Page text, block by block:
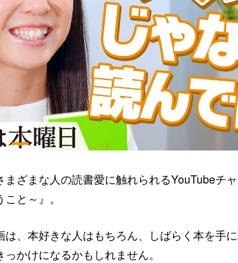
まざまな人の読書愛に触れられるYouTube
と～』。
、本好きな人はもちろん、しばらく本を手
かけになるかもしれません。